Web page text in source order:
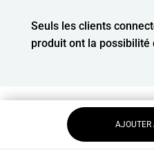
Seuls les clients
produit ont la possibilité
AJOUTER